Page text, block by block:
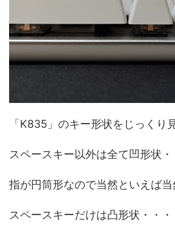
「K835」のキー形状をじっくり
スペースキー以外は全て凹形状・
指が円筒形なので当然といえば当
スペースキーだけは凸形状・・